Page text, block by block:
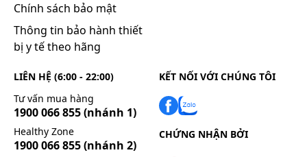
Tình trạng tăng khối lượng tuần hoàn có thể xảy ra
nếu liều dùng và tốc độ truyền không được điều
chỉnh, cân nhắc cho phù hợp với nồng độ dung dịch
theo dõi thông số huyết động khi bệnh nhân dùng
Human Albumin Baxter 20% 50ml và nên kiểm tra
nguy cơ tăng lưu lượng máu và quá tải tuần hoàn.
Nếu albumin người được sử dụng, phải theo dõi
liên tục các thông số huyết động học bao gồm:
Chính sách bảo mật
Thông tin bảo hành thiết
bị y tế theo hãng
LIÊN HỆ (6:00 - 22:00)
Tư vấn mua hàng
1900 066 855(nhánh 1)
Healthy Zone
1900 066 855(nhánh 2)
KẾT NỐI VỚI CHÚNG TÔI
CHỨNG NHẬN BỞI